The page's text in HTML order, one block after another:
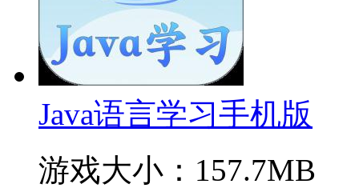
Java语言学习手机版
游戏大小：157.7MB